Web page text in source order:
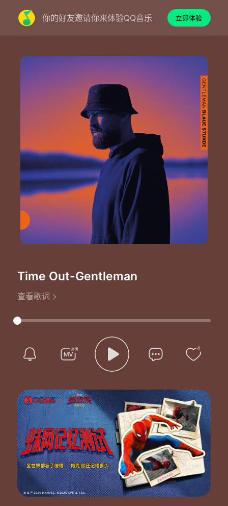
你的好友邀请你来体验QQ音乐 立即体验
Time Out-Gentleman
查看歌词
4